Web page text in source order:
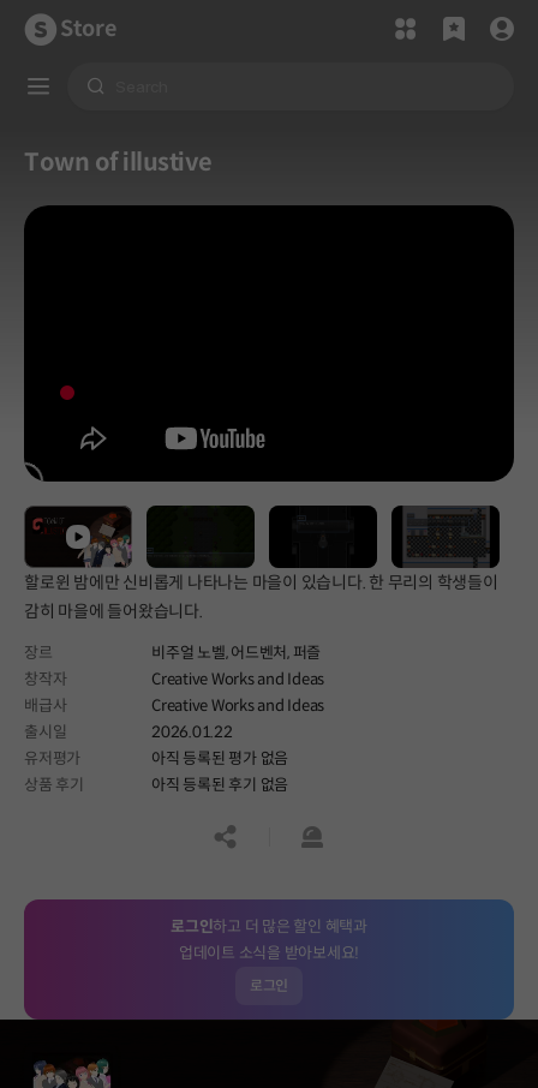
Store
Town of illustive
할로윈 밤에만 신비롭게 나타나는 마을이 있습니다. 한 무리의 학생들이
감히 마을에 들어왔습니다.
장르 비주얼 노벨,어드벤처,퍼즐
창작자
Creative Works and Ideas
배급사
Creative Works and Ideas
출시일
2026.01.22
유저평가
아직 등록된 평가 없음
상품 후기
아직 등록된 후기 없음
공유하기신고하기
로그인하고 더 많은 할인 혜택과
업데이트 소식을 받아보세요!
로그인